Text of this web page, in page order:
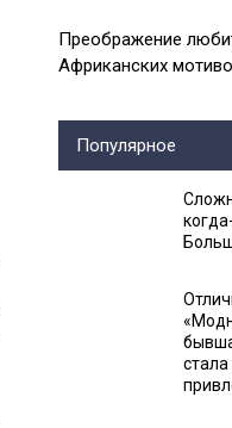
Преображение
Африканских
Популярное